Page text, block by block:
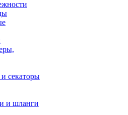
секаторы
и шланги